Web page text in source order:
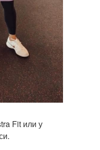
Fit или у